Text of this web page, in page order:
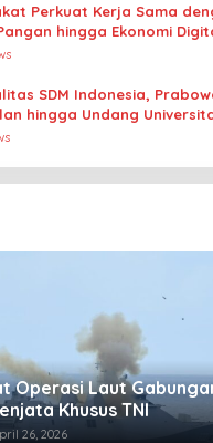
Perkuat Kerja Sama
hingga Ekonomi
SDM Indonesia,
hingga Undang
Operasi Laut
Khusus TNI
26, 2026